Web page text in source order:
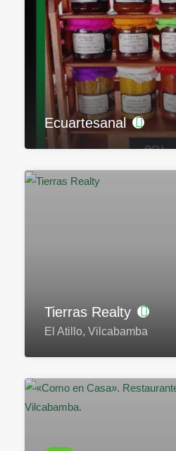
Ecuartesanal
Tierras Realty
El Atillo, Vilcabamba